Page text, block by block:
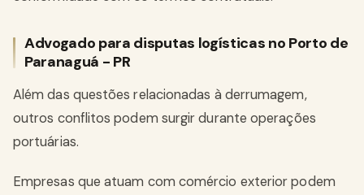
Advogado para disputas logísticas no Porto de
Paranaguá - PR
Além das questões relacionadas à derrumagem,
outros conflitos podem surgir durante operações
portuárias.
Empresas que atuam com comércio exterior podem